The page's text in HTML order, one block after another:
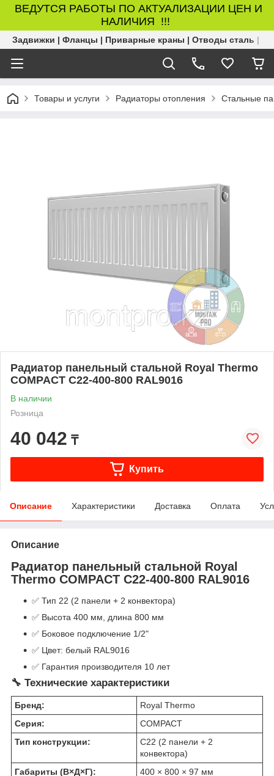
ВЕДУТСЯ РАБОТЫ ПО АКТУАЛИЗАЦИИ ЦЕН И
НАЛИЧИЯ !!!
Задвижки | Фланцы | Приварные краны | Отводы сталь |
Товары и услуги Радиаторы отопления Стальные
Радиатор панельный стальной Royal Thermo
COMPACT C22-400-800 RAL9016
В наличии
Розница
40 042 ₸
Купить
Описание Характеристики Доставка Оплата
Описание
Радиатор панельный стальной Royal
Thermo COMPACT C22-400-800 RAL9016
✅ Тип 22 (2 панели + 2 конвектора)
✅ Высота 400 мм, длина 800 мм
✅ Боковое подключение 1/2"
✅ Цвет: белый RAL9016
✅ Гарантия производителя 10 лет
🔧 Технические характеристики
Бренд:
Royal Thermo
Серия:
COMPACT
Тип конструкции:
C22 (2 панели + 2
конвектора)
Габариты (В×Д×Г):
400 × 800 × 97 мм